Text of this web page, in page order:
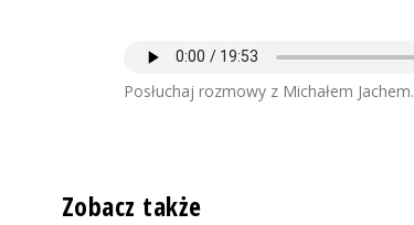
Posłuchaj rozmowy z Michałem Jachem.
Zobacz także